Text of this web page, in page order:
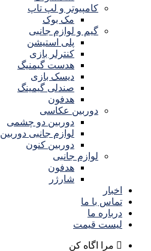
کامپیوتر و لپ تاپ
مک بوک
گیم و لوازم جانبی
پلی استیشن
کنترلر بازی
هدست گیمنیگ
دیسک بازی
صندلی گیمینگ
هدفون
دوربین عکاسی
دوربین دو چشمی
لوازم جانبی دوربین
دوربین کنون
لوازم جانبی
هدفون
شارژر
اخبار
تماس با ما
درباره ما
لیست قیمت
مرا اگاه کن